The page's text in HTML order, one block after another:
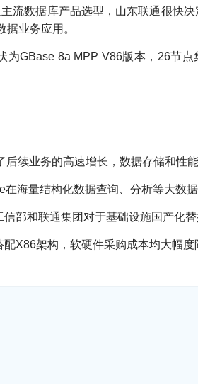
流数据库产品选型，山东联通很快
业务应用。
为GBase 8a MPP V86版本，26节
后续业务的高速增长，数据存储和性
在海量结构化数据查询、分析等大数
部和联通集团对于基础设施国产化替
配X86架构，软硬件采购成本均大幅度